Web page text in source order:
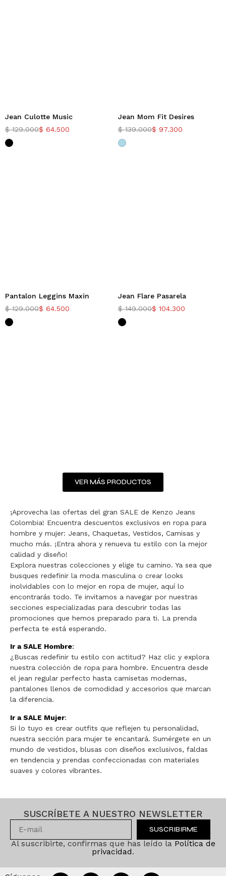
-50%
Jean Culotte Music
$129.000$ 64.500
-30%
Jean Mom Fit Desires
$139.000$ 97.300
-50%
Pantalon Leggins Maxin
$129.000$ 64.500
-30%
Jean Flare Pasarela
$149.000$ 104.300
VER MÁS PRODUCTOS
¡Aprovecha las ofertas del gran SALE de Kenzo Jeans
Colombia! Encuentra descuentos exclusivos en ropa para
hombre y mujer: Jeans, Chaquetas, Vestidos, Camisas y
mucho más. ¡Entra ahora y renueva tu estilo con la mejor
calidad y diseño!
Explora nuestras colecciones y elige tu camino. Ya sea que
busques redefinir la moda masculina o crear looks
inolvidables con lo mejor en ropa de mujer, aquí lo
encontrarás todo. Te invitamos a navegar por nuestras
secciones especializadas para descubrir todas las
promociones que hemos preparado para ti. La prenda
perfecta te está esperando.
Ir a SALE Hombre:
¿Buscas redefinir tu estilo con actitud? Haz clic y explora
nuestra colección de ropa para hombre. Encuentra desde
el jean regular perfecto hasta camisetas modernas,
pantalones llenos de comodidad y accesorios que marcan
la diferencia.
Ir a SALE Mujer:
Si lo tuyo es crear outfits que reflejen tu personalidad,
nuestra sección para mujer te encantará. Sumérgete en un
mundo de vestidos, blusas con diseños exclusivos, faldas
en tendencia y prendas confeccionadas con materiales
suaves y colores vibrantes.
SUSCRÍBETE A NUESTRO NEWSLETTER
SUSCRIBIRME
Al suscribirte, confirmas que has leído la Política de
privacidad.